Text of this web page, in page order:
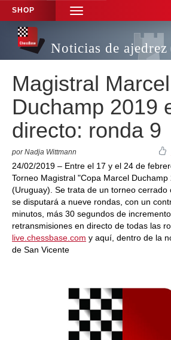
SHOP
TOGGLE
NAVIGATION
Noticias de ajedrez
Magistral Marcel
Duchamp 2019
directo: ronda 9
por Nadja Wittmann
24/02/2019 – Entre el 17 y el 24 de
Torneo Magistral "Copa Marcel
(Uruguay). Se trata de un torneo cerrado
se disputará a nueve rondas, con un
minutos, más 30 segundos de
retransmisiones en directo de todas las
live.chessbase.com y aquí, dentro de la
de San Vicente